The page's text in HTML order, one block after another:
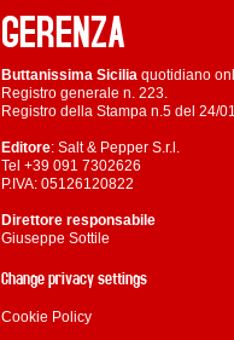
GERENZA
Buttanissima Sicilia quotidiano
Registro generale n. 223.
Registro della Stampa n.5 del 24/
Editore: Salt & Pepper S.r.l.
Tel +39 091 7302626
P.IVA: 05126120822
Direttore responsabile
Giuseppe Sottile
Change privacy settings
Cookie Policy